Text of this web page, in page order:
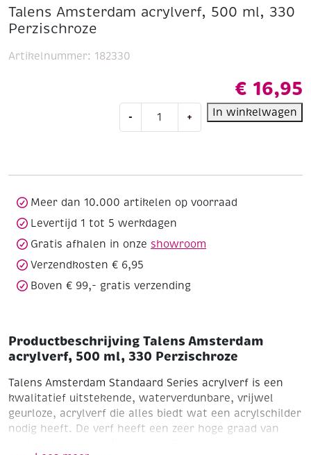
Talens Amsterdam acrylverf, 500 ml, 330
Perzischroze
€ 16,95
-
Amsterdam
Perzischroze
+ In winkelwagen
Artikelnummer: 182330
Meer dan 10.000 artikelen op voorraad
Levertijd 1 tot 5 werkdagen
Gratis afhalen in onze showroom
Verzendkosten € 6,95
Boven € 99,- gratis verzending
Productbeschrijving Talens Amsterdam
acrylverf, 500 ml, 330 Perzischroze
Talens Amsterdam Standaard Series acrylverf is een
kwalitatief uitstekende, waterverdunbare, vrijwel
geurloze, acrylverf die alles biedt wat een acrylschilder
nodig heeft. De verf heeft een zeer hoge graad van